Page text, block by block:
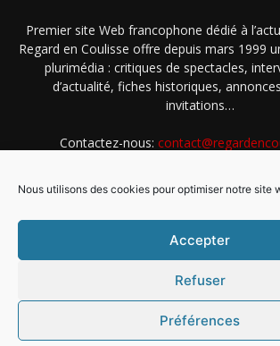
Nous utilisons des cookies pour optimiser notre site
Accepter
Refuser
Préférences
Premier site Web francophone dédié à
Regard en Coulisse offre depuis mars 1999
plurimédia : critiques de spectacles,
d’actualité, fiches historiques,
invitations…
Contactez-nous:
Intégration Ghislain Fayard
Mentions